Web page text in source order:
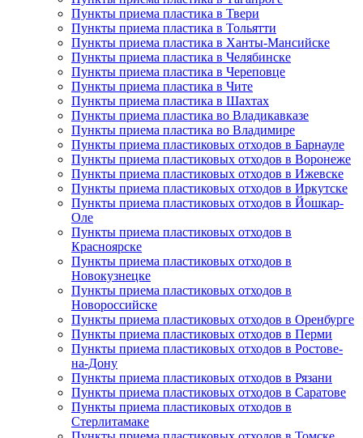
Пункты приема пластика в Твери
Пункты приема пластика в Тольятти
Пункты приема пластика в Ханты-Мансийске
Пункты приема пластика в Челябинске
Пункты приема пластика в Череповце
Пункты приема пластика в Чите
Пункты приема пластика в Шахтах
Пункты приема пластика во Владикавказе
Пункты приема пластика во Владимире
Пункты приема пластиковых отходов в Барнауле
Пункты приема пластиковых отходов в Воронеже
Пункты приема пластиковых отходов в Ижевске
Пункты приема пластиковых отходов в Иркутске
Пункты приема пластиковых отходов в Йошкар-
Оле
Пункты приема пластиковых отходов в
Красноярске
Пункты приема пластиковых отходов в
Новокузнецке
Пункты приема пластиковых отходов в
Новороссийске
Пункты приема пластиковых отходов в Оренбурге
Пункты приема пластиковых отходов в Перми
Пункты приема пластиковых отходов в Ростове-
на-Дону
Пункты приема пластиковых отходов в Рязани
Пункты приема пластиковых отходов в Саратове
Пункты приема пластиковых отходов в
Стерлитамаке